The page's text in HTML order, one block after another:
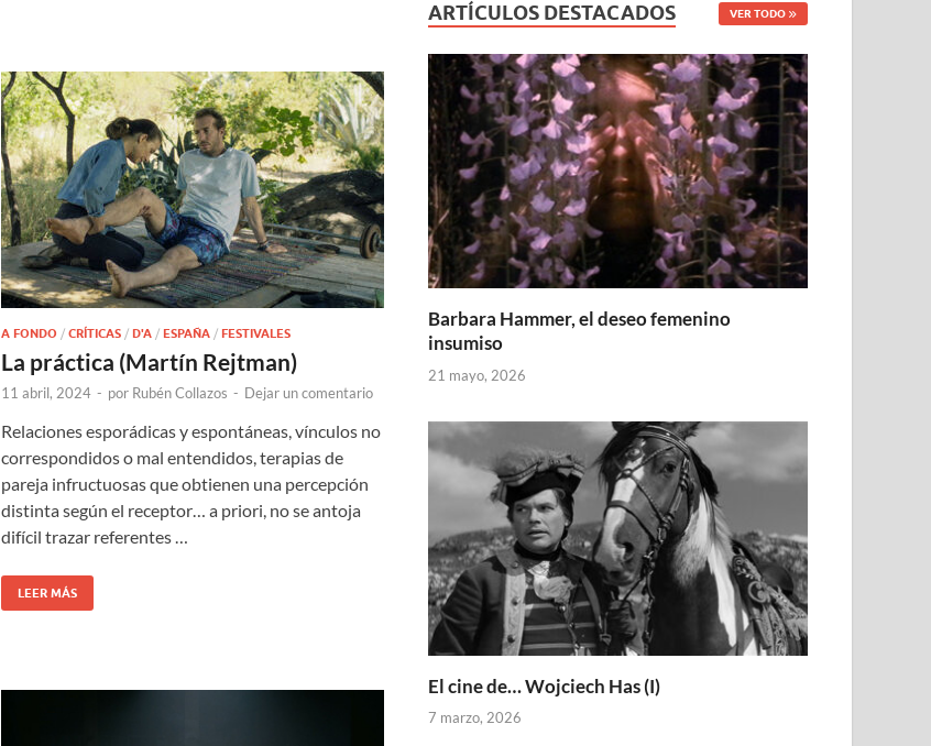
A FONDO / CRÍTICAS / D'A / ESPAÑA / FESTIVALES
La práctica (Martín Rejtman)
11 abril, 2024 - por Rubén Collazos - Dejar un comentario
Relaciones esporádicas y espontáneas, vínculos no
correspondidos o mal entendidos, terapias de
pareja infructuosas que obtienen una percepción
distinta según el receptor… a priori, no se antoja
difícil trazar referentes …
LEER MÁS
ARTÍCULOS DESTACADOS VER TODO
Barbara Hammer, el deseo femenino
insumiso
21 mayo, 2026
El cine de… Wojciech Has (I)
7 marzo, 2026